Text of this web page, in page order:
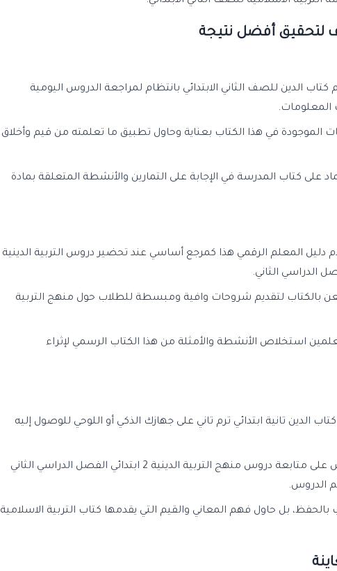
لتحقيق أفضل نتيجة
الدين للصف الثاني الابتدائي بانتظام لمراجعة الدروس اليومية
المعلومات.
الموجودة في هذا الكتاب بعناية وحاول تطبيق ما تعلمته من قيم وأخلاق
على كتاب المدرسة في الإجابة على التمارين والأنشطة المتعلقة بمادة
دليل المعلم الرقمي هذا كمرجع أساسي عند تحضير دروس التربية الدينية
الدراسي الثاني.
بالكتاب لتقديم شروحات وافية ومبسطة للطلاب حول منهج التربية
استخلاص الأنشطة والأمثلة من هذا الكتاب الرسمي لإثراء
الدين تانية ابتدائي ترم تاني على جهازك الذكي أو اللوحي للوصول إليه
احرص على متابعة دروس منهج التربية الدينية 2 ابتدائي الفصل الدراسي الثاني
الدروس.
بالحفظ، بل حاول فهم المعاني والقيم التي يقدمها كتاب التربية الاسلامية